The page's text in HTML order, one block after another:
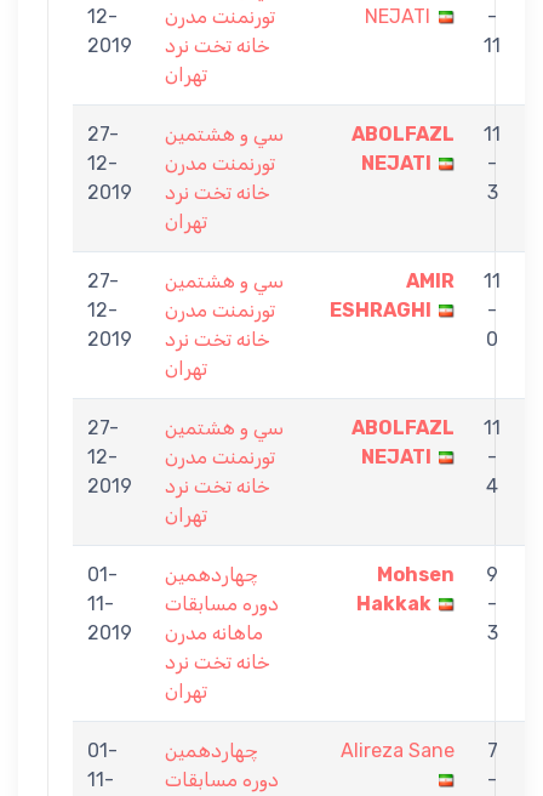
12-
2019
تورنمنت مدرن
خانه تخت نرد
تهران
NEJATI
-
11
27-
12-
2019
سي و هشتمين
تورنمنت مدرن
خانه تخت نرد
تهران
ABOLFAZL
NEJATI
11
-
3
27-
12-
2019
سي و هشتمين
تورنمنت مدرن
خانه تخت نرد
تهران
AMIR
ESHRAGHI
11
-
0
27-
12-
2019
سي و هشتمين
تورنمنت مدرن
خانه تخت نرد
تهران
ABOLFAZL
NEJATI
11
-
4
01-
11-
2019
چهاردهمين
دوره مسابقات
ماهانه مدرن
خانه تخت نرد
تهران
Mohsen
Hakkak
9
-
3
01-
11-
چهاردهمين
دوره مسابقات
Alireza Sane
7
-